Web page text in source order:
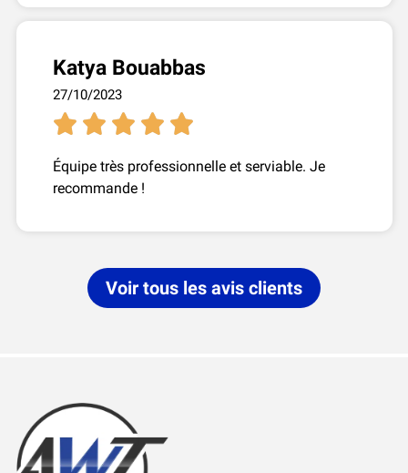
Katya Bouabbas
27/10/2023
    
Équipe très professionnelle et serviable. Je
recommande !
Voir tous les avis clients